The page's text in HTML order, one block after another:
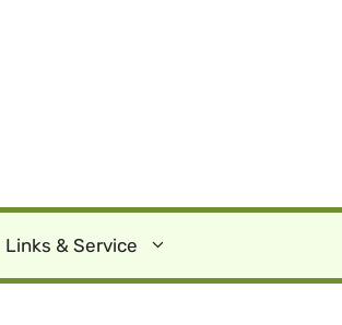
Links & Service